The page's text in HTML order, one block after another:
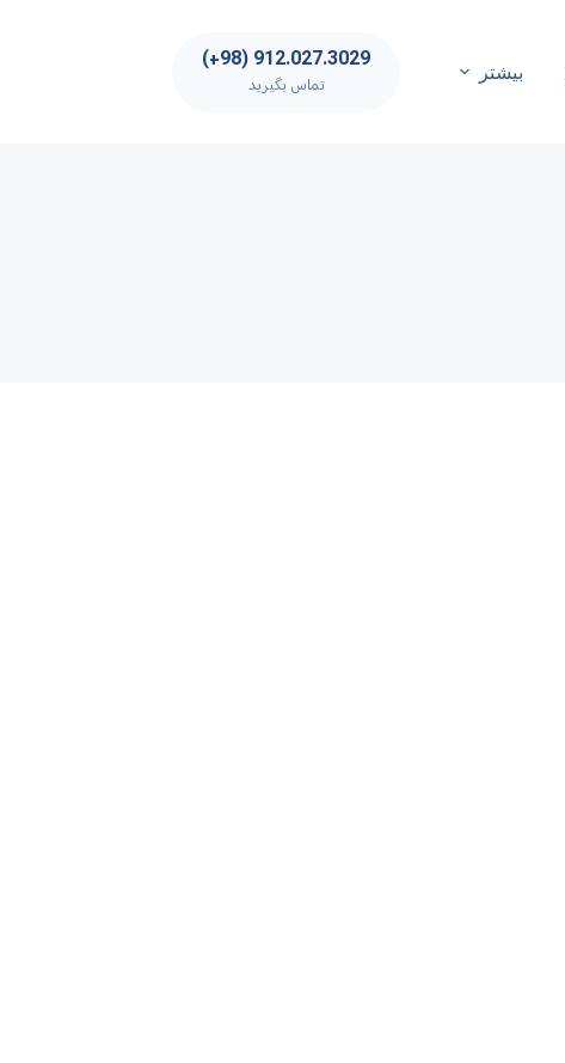
بیشتر 912.027.3029 (98+)
تماس بگیرید